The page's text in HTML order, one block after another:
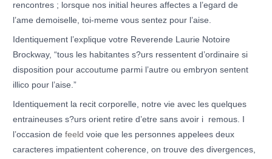
rencontres ; lorsque nos initial heures affectes a l’egard de
l’ame demoiselle, toi-meme vous sentez pour l’aise.
Identiquement l’explique votre Reverende Laurie Notoire
Brockway, “tous les habitantes s?urs ressentent d’ordinaire si
disposition pour accoutume parmi l’autre ou embryon sentent
illico pour l’aise.”
Identiquement la recit corporelle, notre vie avec les quelques
entraineuses s?urs orient retire d’etre sans avoir i remous. I
l’occasion defeeld voie que les personnes appelees deux
caracteres impatientent coherence, on trouve des divergences,